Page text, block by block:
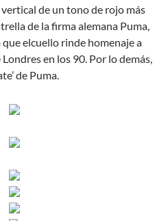
de un tono de rojo más
de la firma alemana Puma,
elcuello rinde homenaje a
en los 90. Por lo demás,
de Puma.